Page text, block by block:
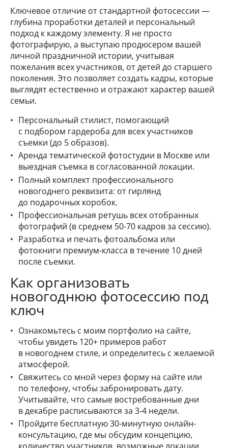
Ключевое отличие от стандартной фотосессии —
глубина проработки деталей и персональный
подход к каждому элементу. Я не просто
фотографирую, а выступаю продюсером вашей
личной праздничной истории, учитывая
пожелания всех участников, от детей до старшего
поколения. Это позволяет создать кадры, которые
выглядят естественно и отражают характер вашей
семьи.
Персональный стилист, помогающий
с подбором гардероба для всех участников
съемки (до 5 образов).
Аренда тематической фотостудии в Москве или
выездная съемка в согласованной локации.
Полный комплект профессионального
новогоднего реквизита: от гирлянд
до подарочных коробок.
Профессиональная ретушь всех отобранных
фотографий (в среднем 50-70 кадров за сессию).
Разработка и печать фотоальбома или
фотокниги премиум-класса в течение 10 дней
после съемки.
Как организовать
новогоднюю фотосессию под
ключ
Ознакомьтесь с моим портфолио на сайте,
чтобы увидеть 120+ примеров работ
в новогоднем стиле, и определитесь с желаемой
атмосферой.
Свяжитесь со мной через форму на сайте или
по телефону, чтобы забронировать дату.
Учитывайте, что самые востребованные дни
в декабре расписываются за 3-4 недели.
Пройдите бесплатную 30-минутную онлайн-
консультацию, где мы обсудим концепцию,